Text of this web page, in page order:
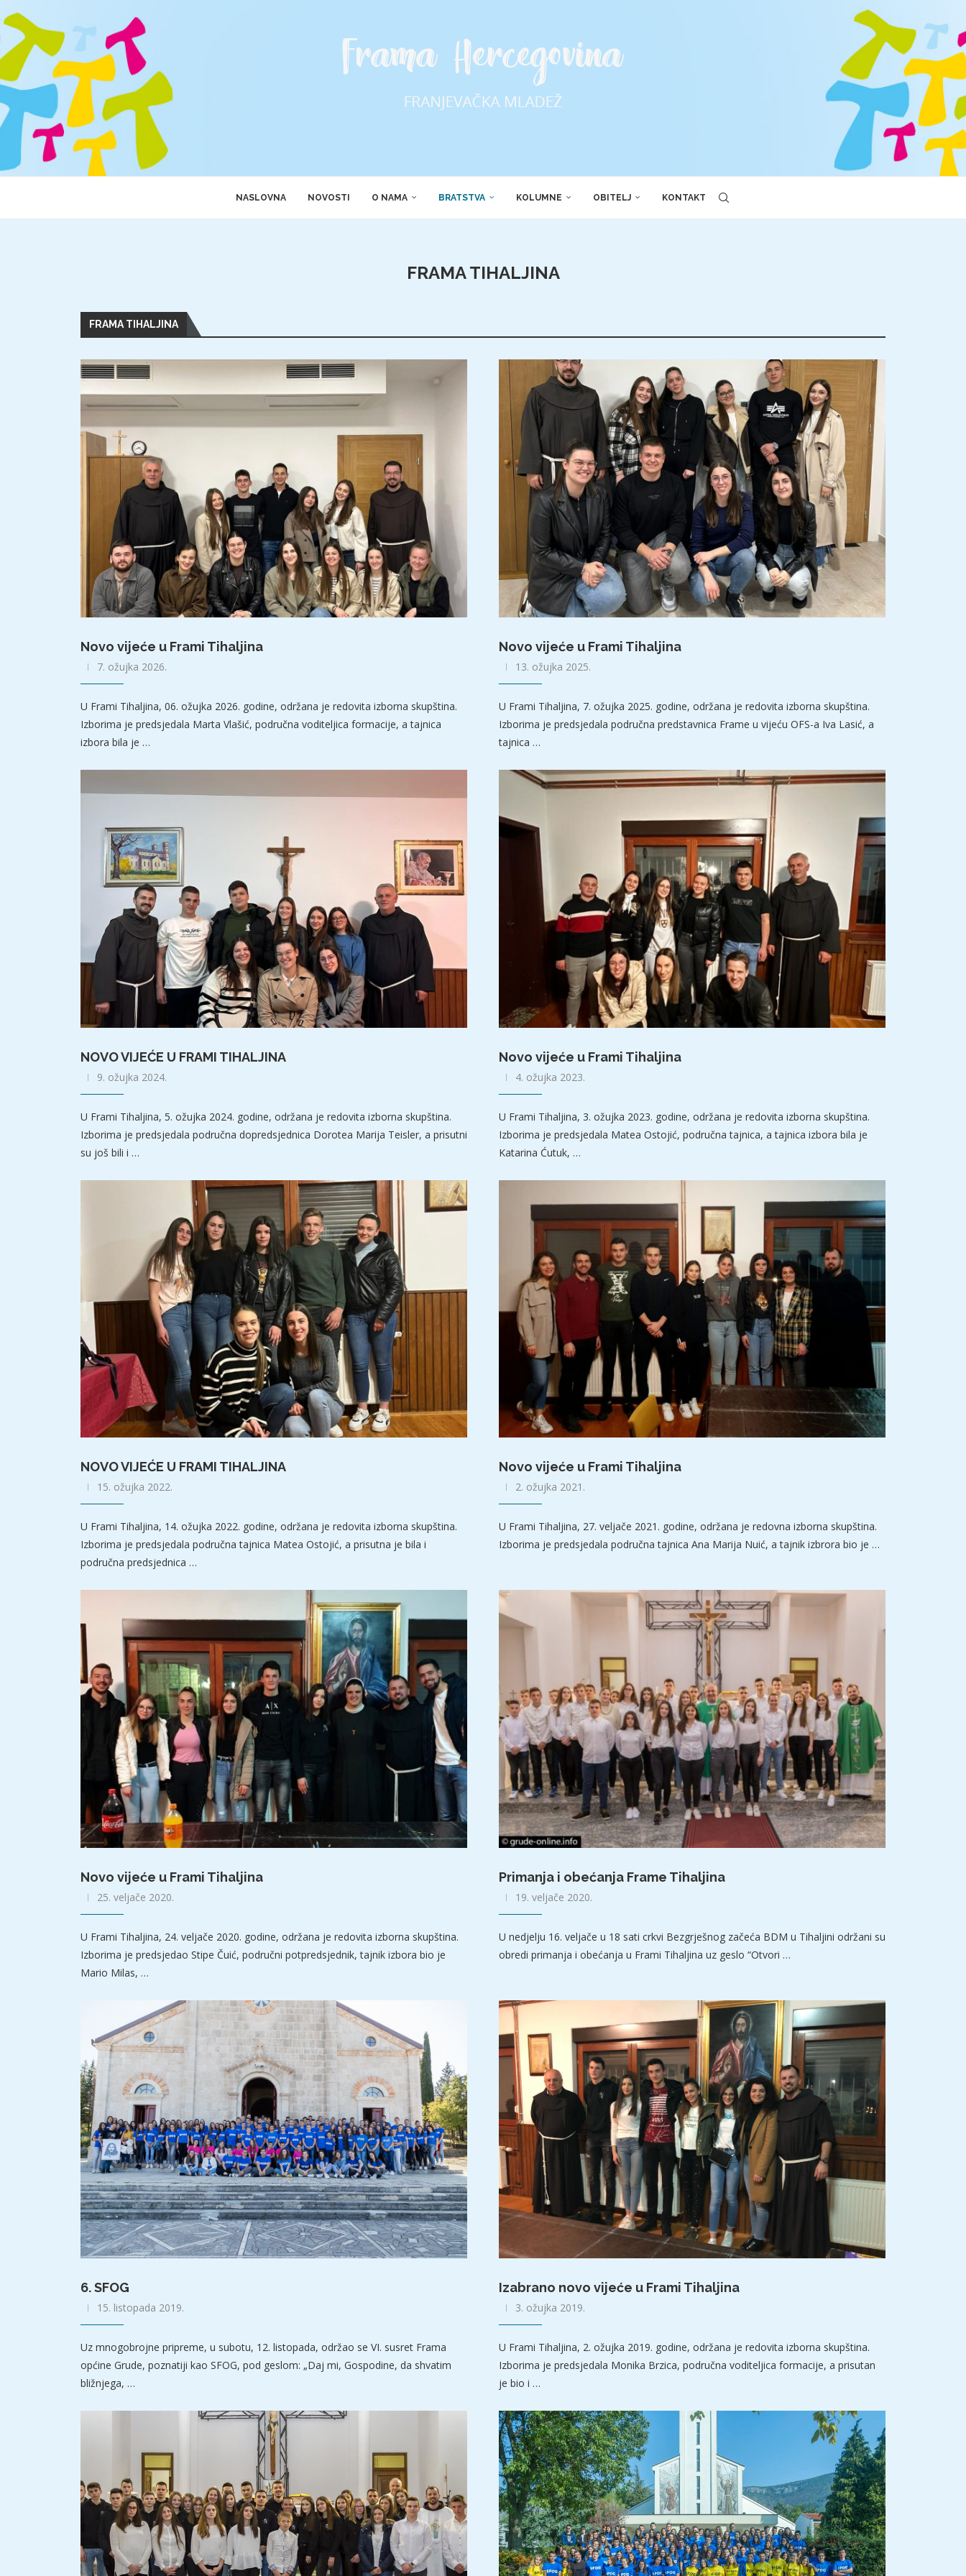
NASLOVNA NOVOSTI O NAMA BRATSTVA KOLUMNE OBITELJ KONTAKT
FRAMA TIHALJINA
FRAMA TIHALJINA
Novo vijeće u Frami Tihaljina
7. ožujka 2026.
U Frami Tihaljina, 06. ožujka 2026. godine, održana je redovita izborna skupština.
Izborima je predsjedala Marta Vlašić, područna voditeljica formacije, a tajnica
izbora bila je …
Novo vijeće u Frami Tihaljina
13. ožujka 2025.
U Frami Tihaljina, 7. ožujka 2025. godine, održana je redovita izborna skupština.
Izborima je predsjedala područna predstavnica Frame u vijeću OFS-a Iva Lasić, a
tajnica …
NOVO VIJEĆE U FRAMI TIHALJINA
9. ožujka 2024.
U Frami Tihaljina, 5. ožujka 2024. godine, održana je redovita izborna skupština.
Izborima je predsjedala područna dopredsjednica Dorotea Marija Teisler, a prisutni
su još bili i …
Novo vijeće u Frami Tihaljina
4. ožujka 2023.
U Frami Tihaljina, 3. ožujka 2023. godine, održana je redovita izborna skupština.
Izborima je predsjedala Matea Ostojić, područna tajnica, a tajnica izbora bila je
Katarina Ćutuk, …
NOVO VIJEĆE U FRAMI TIHALJINA
15. ožujka 2022.
U Frami Tihaljina, 14. ožujka 2022. godine, održana je redovita izborna skupština.
Izborima je predsjedala područna tajnica Matea Ostojić, a prisutna je bila i
područna predsjednica …
Novo vijeće u Frami Tihaljina
2. ožujka 2021.
U Frami Tihaljina, 27. veljače 2021. godine, održana je redovna izborna skupština.
Izborima je predsjedala područna tajnica Ana Marija Nuić, a tajnik izbrora bio je …
Novo vijeće u Frami Tihaljina
25. veljače 2020.
U Frami Tihaljina, 24. veljače 2020. godine, održana je redovita izborna skupština.
Izborima je predsjedao Stipe Čuić, područni potpredsjednik, tajnik izbora bio je
Mario Milas, …
Primanja i obećanja Frame Tihaljina
19. veljače 2020.
U nedjelju 16. veljače u 18 sati crkvi Bezgrješnog začeća BDM u Tihaljini održani su
obredi primanja i obećanja u Frami Tihaljina uz geslo “Otvori …
6. SFOG
15. listopada 2019.
Uz mnogobrojne pripreme, u subotu, 12. listopada, održao se VI. susret Frama
općine Grude, poznatiji kao SFOG, pod geslom: „Daj mi, Gospodine, da shvatim
bližnjega, …
Izabrano novo vijeće u Frami Tihaljina
3. ožujka 2019.
U Frami Tihaljina, 2. ožujka 2019. godine, održana je redovita izborna skupština.
Izborima je predsjedala Monika Brzica, područna voditeljica formacije, a prisutan
je bio i …